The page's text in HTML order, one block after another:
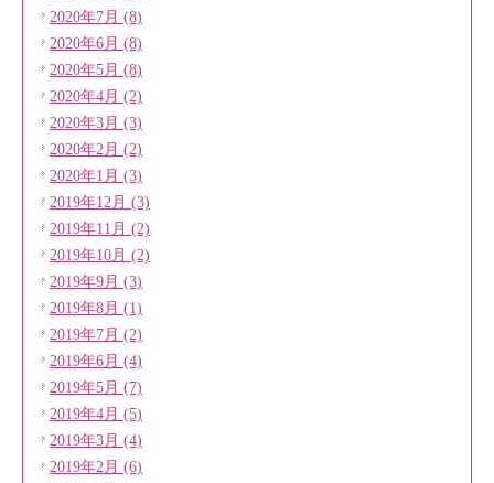
2020年7月 (8)
2020年6月 (8)
2020年5月 (8)
2020年4月 (2)
2020年3月 (3)
2020年2月 (2)
2020年1月 (3)
2019年12月 (3)
2019年11月 (2)
2019年10月 (2)
2019年9月 (3)
2019年8月 (1)
2019年7月 (2)
2019年6月 (4)
2019年5月 (7)
2019年4月 (5)
2019年3月 (4)
2019年2月 (6)